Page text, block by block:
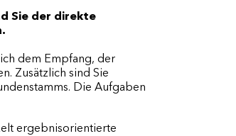
Sie der direkte
dem Empfang, der
Zusätzlich sind Sie
Die Aufgaben
ergebnisorientierte